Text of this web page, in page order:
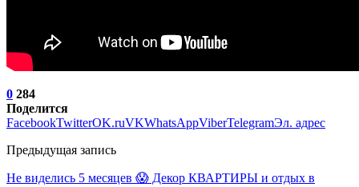
0 284
Поделится
FacebookTwitterOK.ruVKWhatsAppViberTelegramЭл. адрес
Предыдущая запись
Не виделись 5 месяцев 😱 Декор КВАРТИРЫ и отдых в